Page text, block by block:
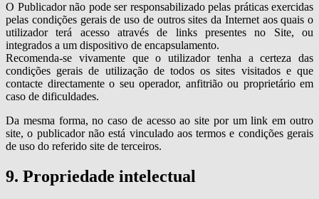
O Publicador não pode ser responsabilizado pelas práticas exercidas
pelas condições gerais de uso de outros sites da Internet aos quais o
utilizador terá acesso através de links presentes no Site, ou
integrados a um dispositivo de encapsulamento.
Recomenda-se vivamente que o utilizador tenha a certeza das
condições gerais de utilização de todos os sites visitados e que
contacte directamente o seu operador, anfitrião ou proprietário em
caso de dificuldades.
Da mesma forma, no caso de acesso ao site por um link em outro
site, o publicador não está vinculado aos termos e condições gerais
de uso do referido site de terceiros.
9. Propriedade intelectual